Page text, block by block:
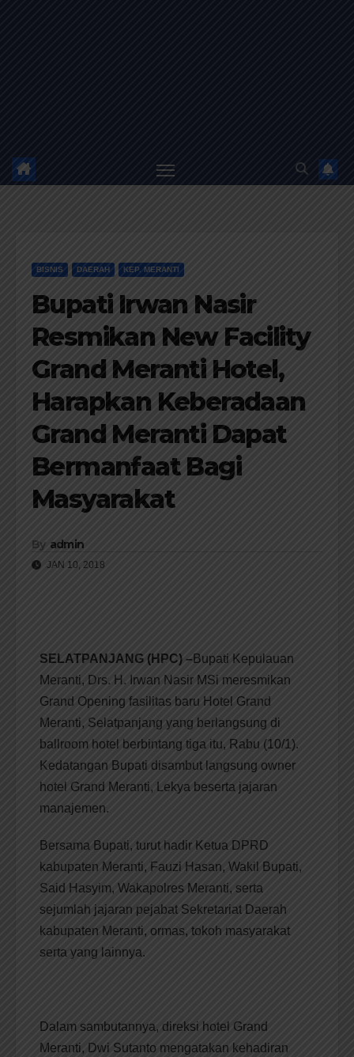
BISNIS DAERAH KEP. MERANTI
Bupati Irwan Nasir
Resmikan New Facility
Grand Meranti Hotel,
Harapkan Keberadaan
Grand Meranti Dapat
Bermanfaat Bagi
Masyarakat
By admin
JAN 10, 2018
SELATPANJANG (HPC) –Bupati Kepulauan
Meranti, Drs. H. Irwan Nasir MSi meresmikan
Grand Opening fasilitas baru Hotel Grand
Meranti, Selatpanjang yang berlangsung di
ballroom hotel berbintang tiga itu, Rabu (10/1).
Kedatangan Bupati disambut langsung owner
hotel Grand Meranti, Lekya beserta jajaran
manajemen.
Bersama Bupati, turut hadir Ketua DPRD
kabupaten Meranti, Fauzi Hasan, Wakil Bupati,
Said Hasyim, Wakapolres Meranti, serta
sejumlah jajaran pejabat Sekretariat Daerah
kabupaten Meranti, ormas, tokoh masyarakat
serta yang lainnya.
Dalam sambutannya, direksi hotel Grand
Meranti, Dwi Sutanto mengatakan kehadiran